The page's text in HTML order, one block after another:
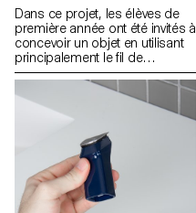
Dans ce projet, les élèves de
première année ont été invités à
concevoir un objet en utilisant
principalement le fil de
fercomme matériau de
création. L’objectif était
d’explorer les possibilités
expressives et structurelles de
cette matière linéaire et
malléable, en développant une
approche personnelle et
innovante. Plier, tordre, tresser
ou souder le fil devenait un
moyen d’expérimenter la forme,